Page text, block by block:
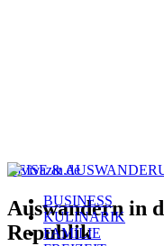
BUSINESS
KULINARIK
FAMILIE
REISE &
Auswandern in
Republik